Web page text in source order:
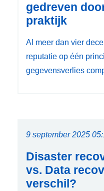
gedreven
praktijk
Al meer dan vier
reputatie op één
gegevensverlies
9 september 2025
Disaster
vs. Data
verschil?